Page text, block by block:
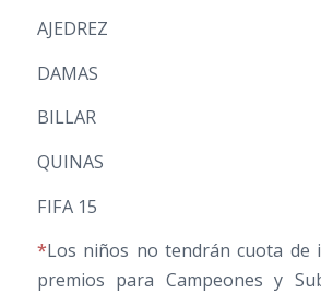
AJEDREZ
DAMAS
BILLAR
QUINAS
FIFA 15
*Los niños no tendrán cuota de
premios para Campeones y